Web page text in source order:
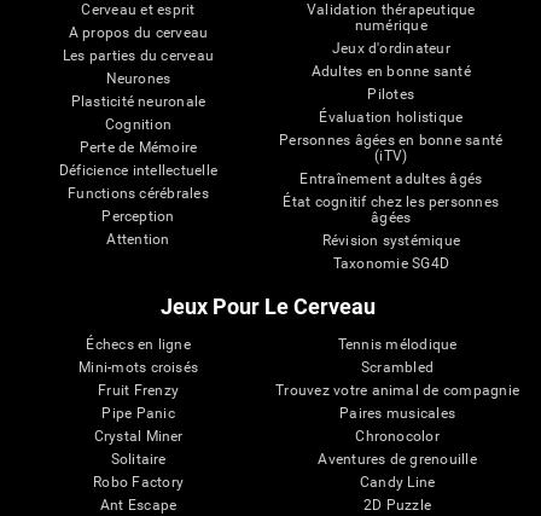
Cerveau et esprit
A propos du cerveau
Les parties du cerveau
Neurones
Plasticité neuronale
Cognition
Perte de Mémoire
Déficience intellectuelle
Functions cérébrales
Perception
Attention
Validation thérapeutique
numérique
Jeux d'ordinateur
Adultes en bonne santé
Pilotes
Évaluation holistique
Personnes âgées en bonne santé
(iTV)
Entraînement adultes âgés
État cognitif chez les personnes
âgées
Révision systémique
Taxonomie SG4D
Jeux Pour Le Cerveau
Échecs en ligne
Mini-mots croisés
Fruit Frenzy
Pipe Panic
Crystal Miner
Solitaire
Robo Factory
Ant Escape
Tennis mélodique
Scrambled
Trouvez votre animal de compagnie
Paires musicales
Chronocolor
Aventures de grenouille
Candy Line
2D Puzzle